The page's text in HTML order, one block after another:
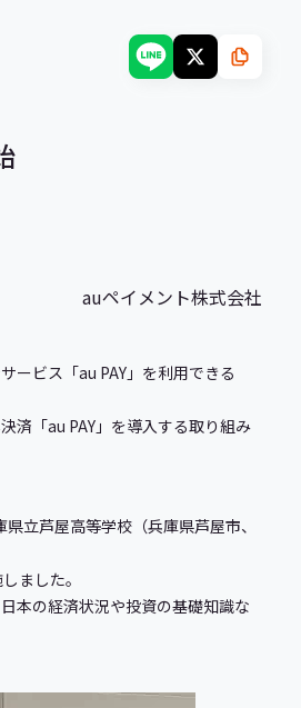
auペイメント株式会社
ービス「au PAY」を利用できる
済「au PAY」を導入する取り組み
立芦屋高等学校（兵庫県芦屋市、
ました。
本の経済状況や投資の基礎知識な